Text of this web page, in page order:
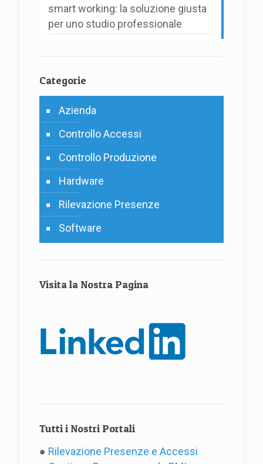
smart working: la soluzione giusta
per uno studio professionale
Categorie
Azienda
Controllo Accessi
Controllo Produzione
Hardware
Rilevazione Presenze
Software
Visita la Nostra Pagina
Tutti i Nostri Portali
● Rilevazione Presenze e Accessi